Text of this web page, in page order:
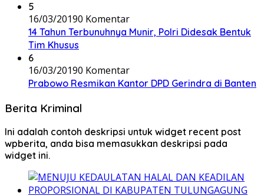
5
16/03/20190 Komentar
14 Tahun Terbunuhnya Munir, Polri Didesak Bentuk
Tim Khusus
6
16/03/20190 Komentar
Prabowo Resmikan Kantor DPD Gerindra di Banten
Berita Kriminal
Ini adalah contoh deskripsi untuk widget recent post
wpberita, anda bisa memasukkan deskripsi pada
widget ini.